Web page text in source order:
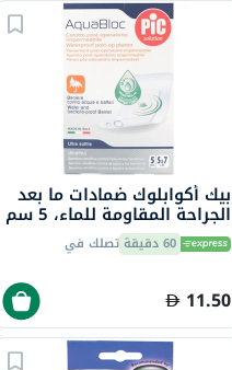
بيك أكوابلوك ضمادات ما بعد
الجراحة المقاومة للماء، 5 سم
× 7 سم، 5 قطع 60 دقيقة تصلك في
11.50